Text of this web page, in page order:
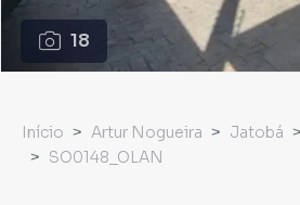
18
Início Artur Nogueira Jatobá
SO0148_OLAN